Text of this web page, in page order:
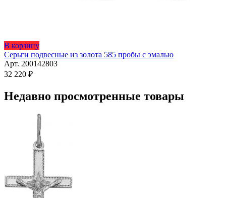
В корзинуЭтот
товар
имеет
можно
на
странице
товара.
Серьги подвесные из золота 585 пробы с эмалью
Арт. 200142803
32 220 ₽
Недавно просмотренные товары